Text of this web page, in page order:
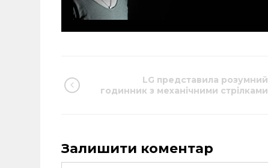
LG представила розумний
годинник з механічними стрілками
Залишити коментар